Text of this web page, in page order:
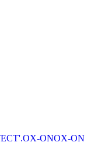
OX-ONOX-ON